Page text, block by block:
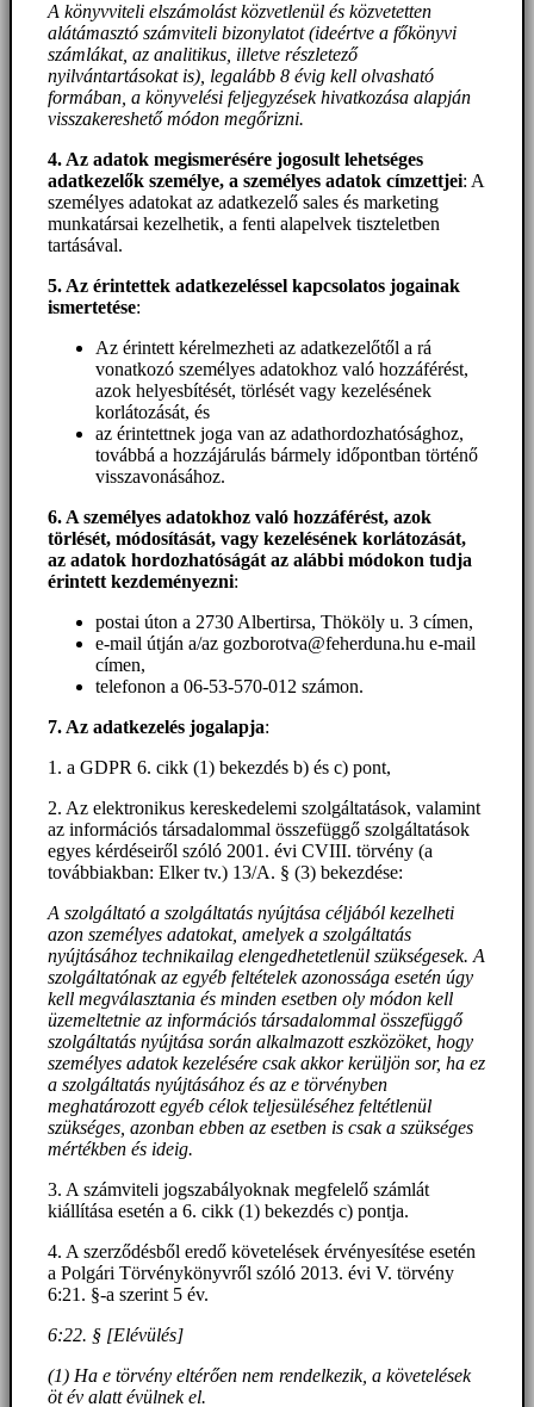
A könyvviteli elszámolást közvetlenül és közvetetten
alátámasztó számviteli bizonylatot (ideértve a főkönyvi
számlákat, az analitikus, illetve részletező
nyilvántartásokat is), legalább 8 évig kell olvasható
formában, a könyvelési feljegyzések hivatkozása alapján
visszakereshető módon megőrizni.
4. Az adatok megismerésére jogosult lehetséges
adatkezelők személye, a személyes adatok címzettjei: A
személyes adatokat az adatkezelő sales és marketing
munkatársai kezelhetik, a fenti alapelvek tiszteletben
tartásával.
5. Az érintettek adatkezeléssel kapcsolatos jogainak
ismertetése:
Az érintett kérelmezheti az adatkezelőtől a rá
vonatkozó személyes adatokhoz való hozzáférést,
azok helyesbítését, törlését vagy kezelésének
korlátozását, és
az érintettnek joga van az adathordozhatósághoz,
továbbá a hozzájárulás bármely időpontban történő
visszavonásához.
6. A személyes adatokhoz való hozzáférést, azok
törlését, módosítását, vagy kezelésének korlátozását,
az adatok hordozhatóságát az alábbi módokon tudja
érintett kezdeményezni:
postai úton a 2730 Albertirsa, Thököly u. 3 címen,
e-mail útján a/az gozborotva@feherduna.hu e-mail
címen,
telefonon a 06-53-570-012 számon.
7. Az adatkezelés jogalapja:
1. a GDPR 6. cikk (1) bekezdés b) és c) pont,
2. Az elektronikus kereskedelemi szolgáltatások, valamint
az információs társadalommal összefüggő szolgáltatások
egyes kérdéseiről szóló 2001. évi CVIII. törvény (a
továbbiakban: Elker tv.) 13/A. § (3) bekezdése:
A szolgáltató a szolgáltatás nyújtása céljából kezelheti
azon személyes adatokat, amelyek a szolgáltatás
nyújtásához technikailag elengedhetetlenül szükségesek. A
szolgáltatónak az egyéb feltételek azonossága esetén úgy
kell megválasztania és minden esetben oly módon kell
üzemeltetnie az információs társadalommal összefüggő
szolgáltatás nyújtása során alkalmazott eszközöket, hogy
személyes adatok kezelésére csak akkor kerüljön sor, ha ez
a szolgáltatás nyújtásához és az e törvényben
meghatározott egyéb célok teljesüléséhez feltétlenül
szükséges, azonban ebben az esetben is csak a szükséges
mértékben és ideig.
3. A számviteli jogszabályoknak megfelelő számlát
kiállítása esetén a 6. cikk (1) bekezdés c) pontja.
4. A szerződésből eredő követelések érvényesítése esetén
a Polgári Törvénykönyvről szóló 2013. évi V. törvény
6:21. §-a szerint 5 év.
6:22. § [Elévülés]
(1) Ha e törvény eltérően nem rendelkezik, a követelések
öt év alatt évülnek el.